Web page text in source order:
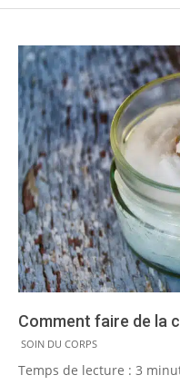
Comment faire de la
2025-
10-
SOIN DU CORPS
Temps de lecture : 3